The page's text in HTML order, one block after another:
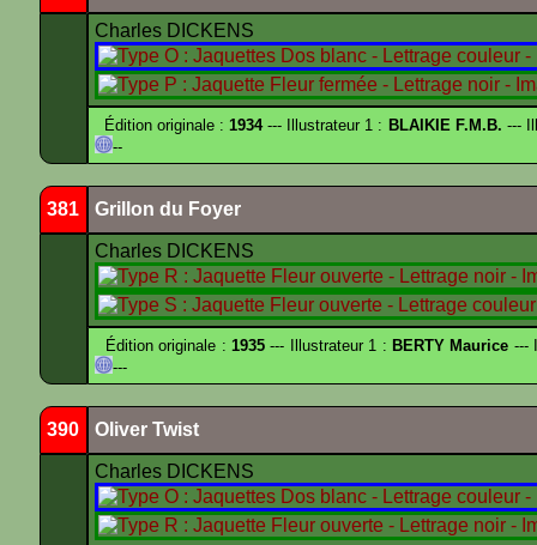
Charles DICKENS
Édition originale :1934--- Illustrateur 1 : BLAIKIE F.M.B. ---
--
381 Grillon du Foyer
Charles DICKENS
Édition originale : 1935--- Illustrateur 1 : BERTY Maurice ---
---
390 Oliver Twist
Charles DICKENS